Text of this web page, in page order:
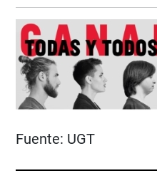
Fuente: UGT